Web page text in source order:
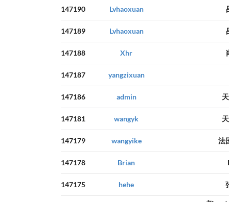
147190 Lvhaoxuan
147189 Lvhaoxuan
147188 Xhr
147187 yangzixuan
147186 admin
147181 wangyk
147179 wangyike 法
147178 Brian
147175 hehe